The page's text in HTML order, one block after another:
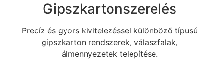
Gipszkartonszerelés
Precíz és gyors kivitelezéssel különböző típusú
gipszkarton rendszerek, válaszfalak,
álmennyezetek telepítése.